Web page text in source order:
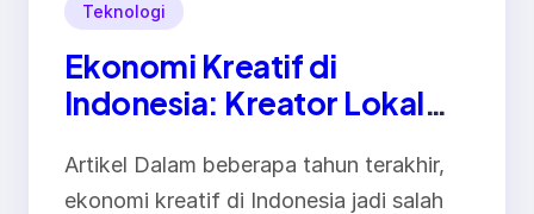
Teknologi
Ekonomi Kreatif di
Indonesia: Kreator Lokal
di Era Baru
Artikel Dalam beberapa tahun terakhir,
ekonomi kreatif di Indonesia jadi salah